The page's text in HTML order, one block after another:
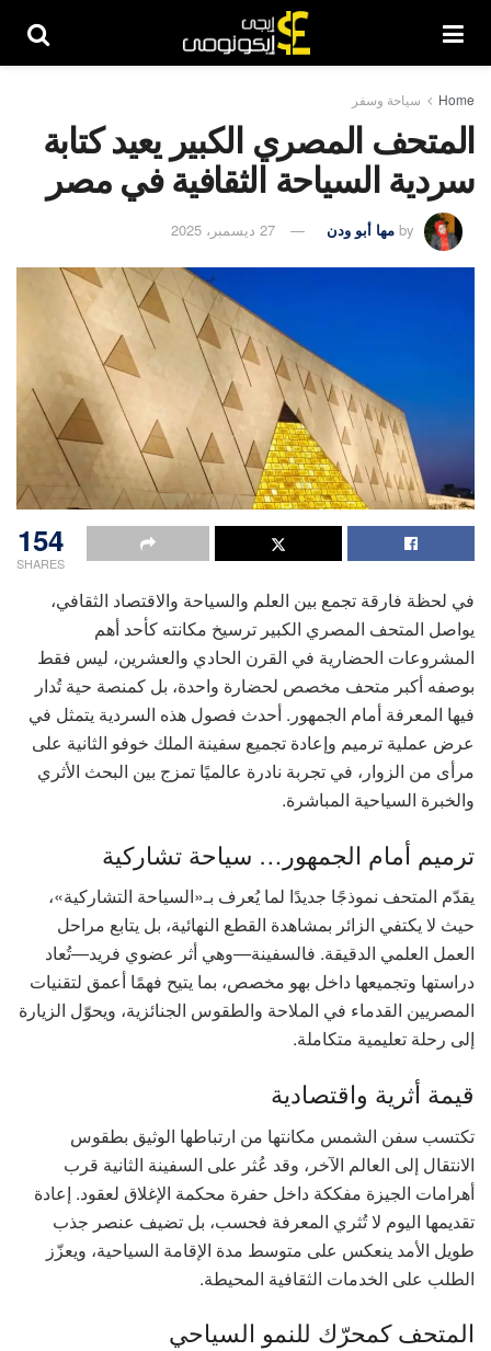
Home سياحة وسفر
المتحف المصري الكبير يعيد كتابة
سردية السياحة الثقافية في مصر
by مها أبو ودن 27 ديسمبر، 2025
154
SHARES
في لحظة فارقة تجمع بين العلم والسياحة والاقتصاد الثقافي،
يواصل المتحف المصري الكبير ترسيخ مكانته كأحد أهم
المشروعات الحضارية في القرن الحادي والعشرين، ليس فقط
بوصفه أكبر متحف مخصص لحضارة واحدة، بل كمنصة حية تُدار
فيها المعرفة أمام الجمهور. أحدث فصول هذه السردية يتمثل في
عرض عملية ترميم وإعادة تجميع سفينة الملك خوفو الثانية على
مرأى من الزوار، في تجربة نادرة عالميًا تمزج بين البحث الأثري
والخبرة السياحية المباشرة.
ترميم أمام الجمهور… سياحة تشاركية
يقدّم المتحف نموذجًا جديدًا لما يُعرف بـ«السياحة التشاركية»،
حيث لا يكتفي الزائر بمشاهدة القطع النهائية، بل يتابع مراحل
العمل العلمي الدقيقة. فالسفينة—وهي أثر عضوي فريد—تُعاد
دراستها وتجميعها داخل بهو مخصص، بما يتيح فهمًا أعمق لتقنيات
المصريين القدماء في الملاحة والطقوس الجنائزية، ويحوّل الزيارة
إلى رحلة تعليمية متكاملة.
قيمة أثرية واقتصادية
تكتسب سفن الشمس مكانتها من ارتباطها الوثيق بطقوس
الانتقال إلى العالم الآخر، وقد عُثر على السفينة الثانية قرب
أهرامات الجيزة مفككة داخل حفرة محكمة الإغلاق لعقود. إعادة
تقديمها اليوم لا تُثري المعرفة فحسب، بل تضيف عنصر جذب
طويل الأمد ينعكس على متوسط مدة الإقامة السياحية، ويعزّز
الطلب على الخدمات الثقافية المحيطة.
المتحف كمحرّك للنمو السياحي